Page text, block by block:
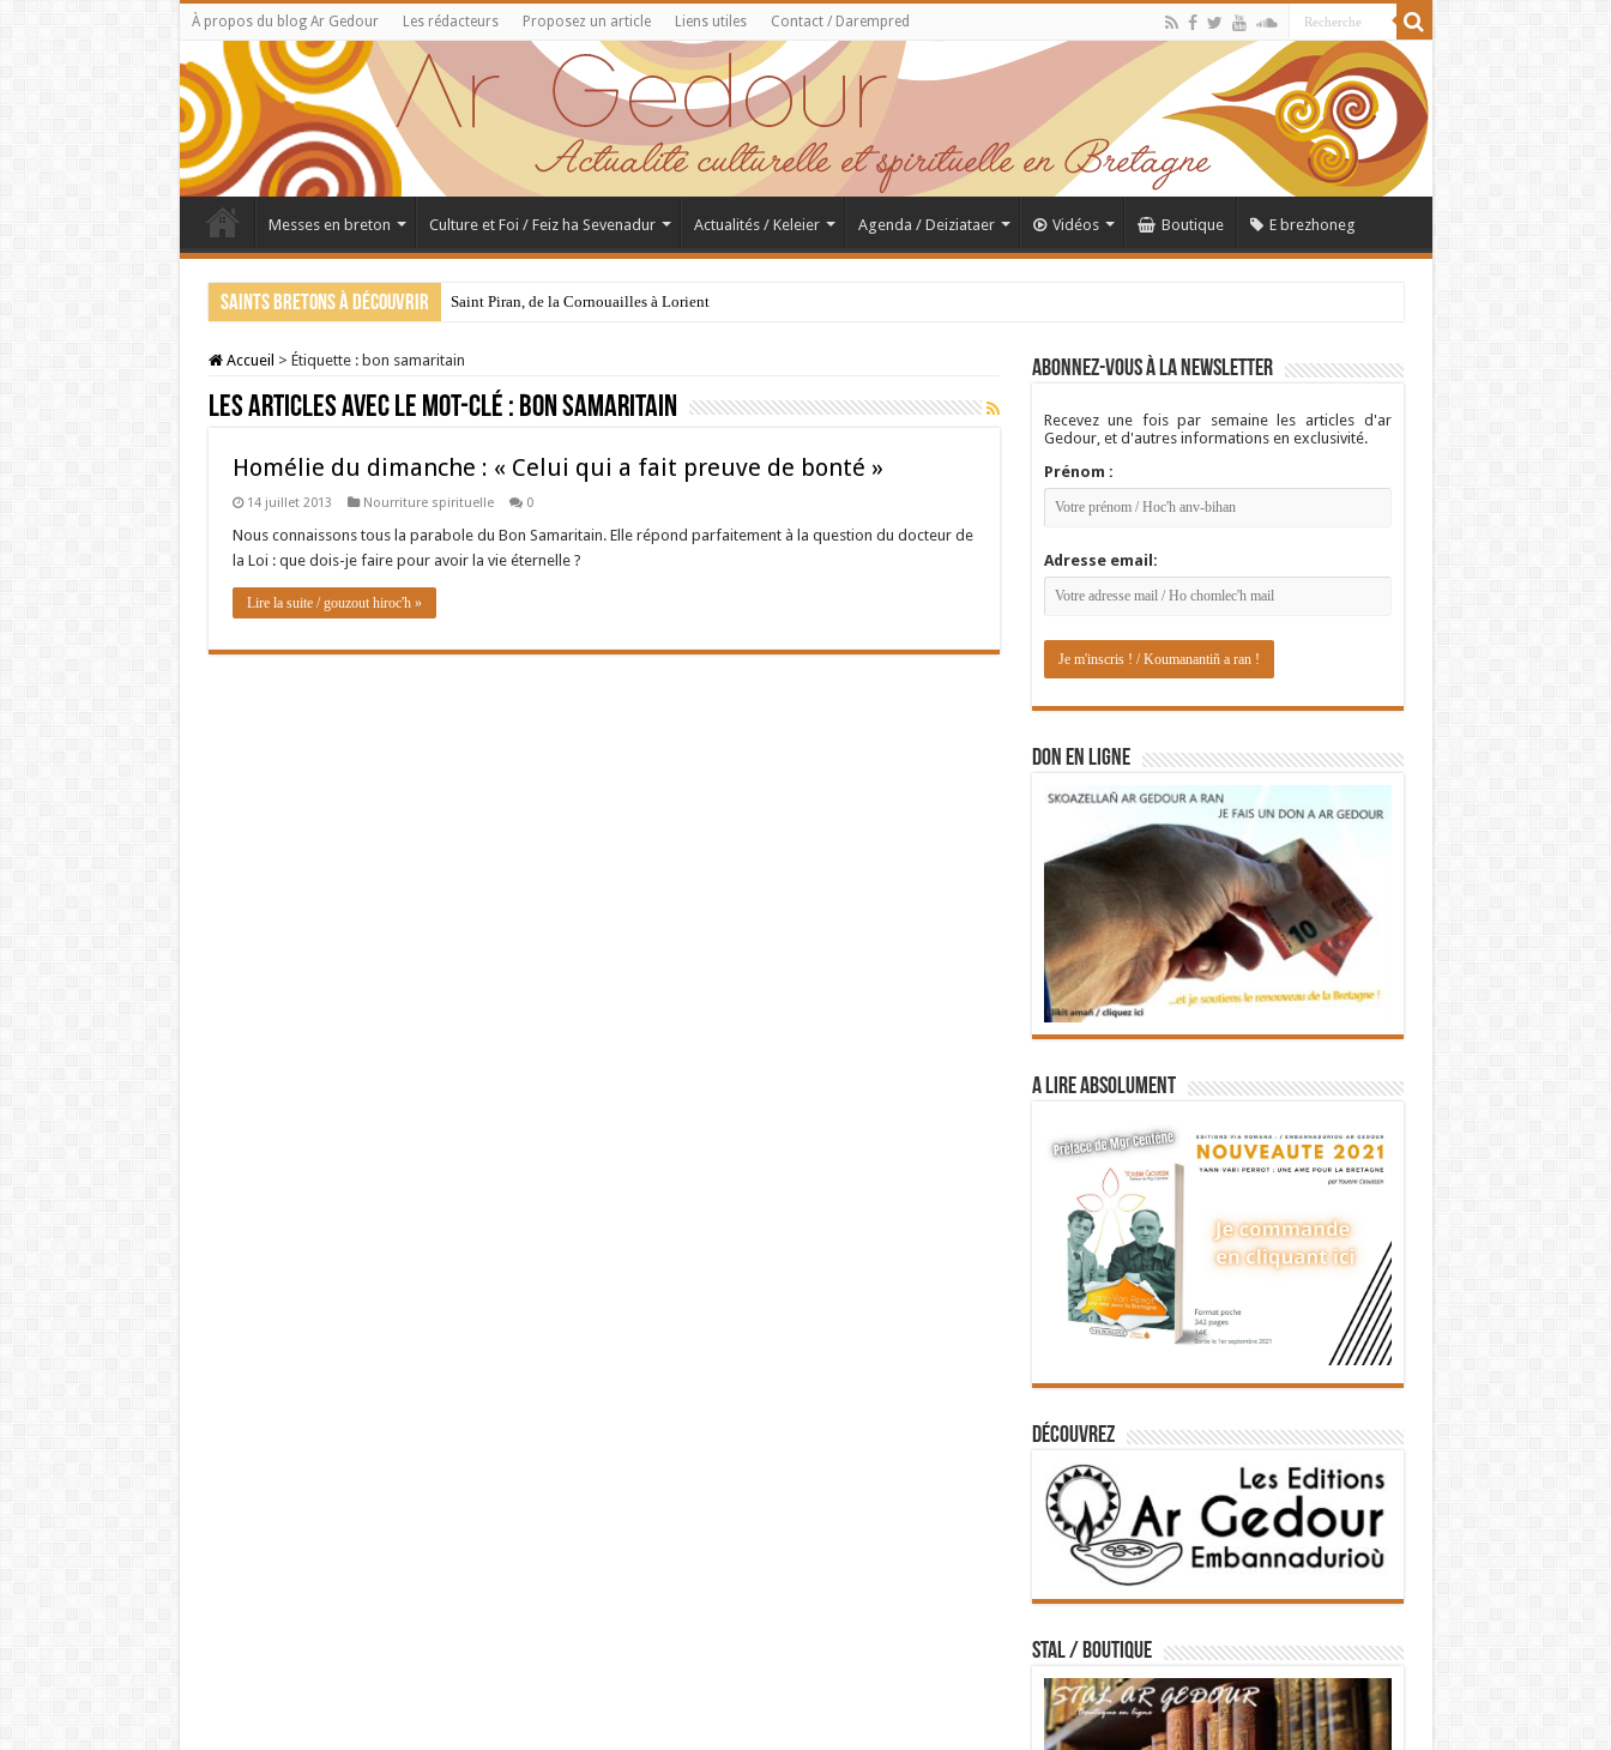
À propos du blog Ar Gedour Les rédacteurs Proposez un article Liens utiles Contact / Darempred
Messes en breton Culture et Foi / Feiz ha Sevenadur Actualités / Keleier Agenda / Deiziataer Vidéos Boutique E brezhoneg
Saints bretons à découvrir Saint Piran, de la Cornouailles à Lorient
Accueil > Étiquette : bon samaritain
Les articles avec le mot-clé : bon samaritain
Homélie du dimanche : « Celui qui a fait preuve de bonté »
14 juillet 2013 Nourriture spirituelle 0
Nous connaissons tous la parabole du Bon Samaritain. Elle répond parfaitement à la question du docteur de
la Loi : que dois-je faire pour avoir la vie éternelle ?
Lire la suite / gouzout hiroc'h »
Abonnez-vous à la newsletter
Recevez une fois par semaine les articles d'ar
Gedour, et d'autres informations en exclusivité.
Prénom :
Adresse email:
DON EN LIGNE
A lire absolument
Découvrez
STAL / BOUTIQUE